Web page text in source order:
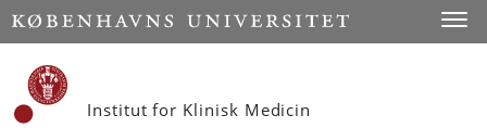
Start
Institut for Klinisk Medicin